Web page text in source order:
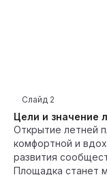
Цели и значение
Слайд 2
Открытие летней
комфортной и
развития
Площадка станет